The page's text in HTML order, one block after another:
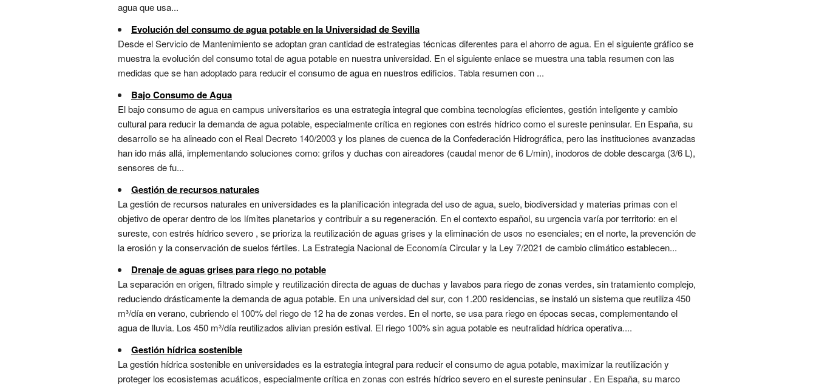
agua que usa...
Evolución del consumo de agua potable en la Universidad de Sevilla
Desde el Servicio de Mantenimiento se adoptan gran cantidad de estrategias técnicas diferentes para el ahorro de agua. En el siguiente gráfico se
muestra la evolución del consumo total de agua potable en nuestra universidad. En el siguiente enlace se muestra una tabla resumen con las
medidas que se han adoptado para reducir el consumo de agua en nuestros edificios. Tabla resumen con ...
Bajo Consumo de Agua
El bajo consumo de agua en campus universitarios es una estrategia integral que combina tecnologías eficientes, gestión inteligente y cambio
cultural para reducir la demanda de agua potable, especialmente crítica en regiones con estrés hídrico como el sureste peninsular. En España, su
desarrollo se ha alineado con el Real Decreto 140/2003 y los planes de cuenca de la Confederación Hidrográfica, pero las instituciones avanzadas
han ido más allá, implementando soluciones como: grifos y duchas con aireadores (caudal menor de 6 L/min), inodoros de doble descarga (3/6 L),
sensores de fu...
Gestión de recursos naturales
La gestión de recursos naturales en universidades es la planificación integrada del uso de agua, suelo, biodiversidad y materias primas con el
objetivo de operar dentro de los límites planetarios y contribuir a su regeneración. En el contexto español, su urgencia varía por territorio: en el
sureste, con estrés hídrico severo , se prioriza la reutilización de aguas grises y la eliminación de usos no esenciales; en el norte, la prevención de
la erosión y la conservación de suelos fértiles. La Estrategia Nacional de Economía Circular y la Ley 7/2021 de cambio climático establecen...
Drenaje de aguas grises para riego no potable
La separación en origen, filtrado simple y reutilización directa de aguas de duchas y lavabos para riego de zonas verdes, sin tratamiento complejo,
reduciendo drásticamente la demanda de agua potable. En una universidad del sur, con 1.200 residencias, se instaló un sistema que reutiliza 450
m³/día en verano, cubriendo el 100% del riego de 12 ha de zonas verdes. En el norte, se usa para riego en épocas secas, complementando el
agua de lluvia. Los 450 m³/día reutilizados alivian presión estival. El riego 100% sin agua potable es neutralidad hídrica operativa....
Gestión hídrica sostenible
La gestión hídrica sostenible en universidades es la estrategia integral para reducir el consumo de agua potable, maximizar la reutilización y
proteger los ecosistemas acuáticos, especialmente crítica en zonas con estrés hídrico severo en el sureste peninsular . En España, su marco